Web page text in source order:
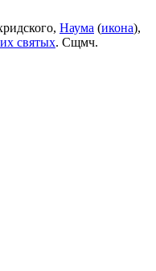
Наума (икона),
святых. Сщмч.